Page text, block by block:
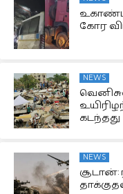
கோர
NEWS
கடந்தது
NEWS